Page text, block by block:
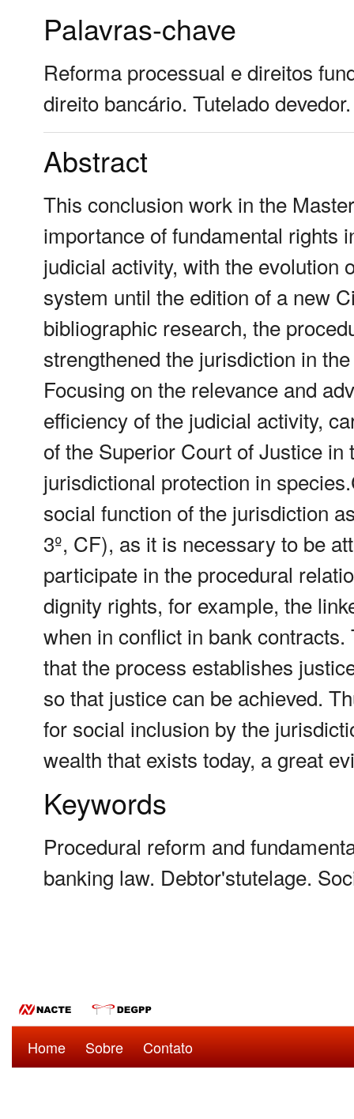
Palavras-chave
Reforma processual e direitos
direito bancário. Tutelado
Abstract
This conclusion work in the
importance of fundamental rights
judicial activity, with the evolution
system until the edition of a new
bibliographic research, the
strengthened the jurisdiction in
Focusing on the relevance and
efficiency of the judicial activity,
of the Superior Court of Justice
jurisdictional protection in
social function of the jurisdiction
3º, CF), as it is necessary to be
participate in the procedural
dignity rights, for example, the
when in conflict in bank
that the process establishes
so that justice can be achieved.
for social inclusion by the
wealth that exists today, a great
Keywords
Procedural reform and
banking law. Debtor'stutelage.
Home Sobre Contato